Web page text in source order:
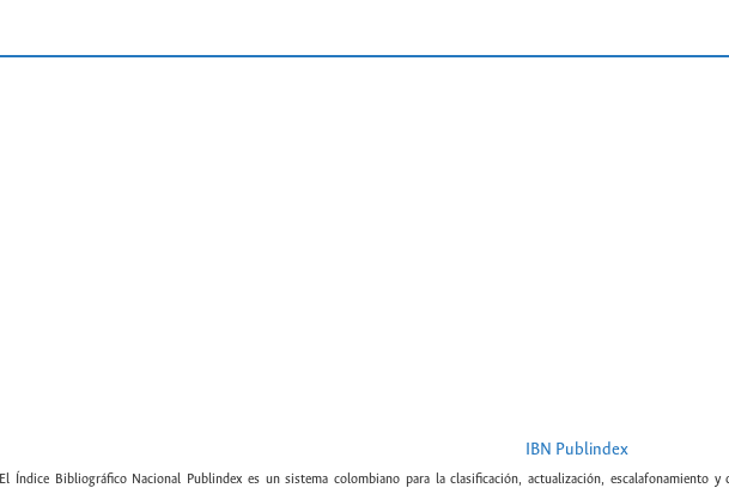
IBN Publindex
El Índice Bibliográfico Nacional Publindex es un sistema colombiano para la clasificación, actualización, escalafonamiento